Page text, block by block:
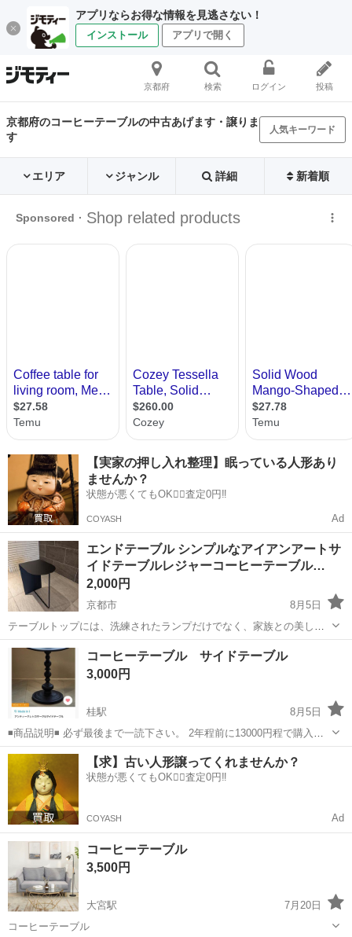
アプリならお得な情報を見逃さない！
インストール アプリで開く
京都府 検索 ログイン 投稿
京都府のコーヒーテーブルの中古あげます・譲りま
す
人気キーワード
エリア ジャンル 詳細 新着順
【実家の押し入れ整理】眠っている人形あり
ませんか？
状態が悪くてもOK🙆‍♀️査定0円‼️
COYASH Ad
エンドテーブル シンプルなアイアンアートサ
イドテーブルレジャーコーヒーテーブル…
2,000円
京都市
8月5日
テーブルトップには、洗練されたランプだけでなく、家族との美しい
写真やリモコンも簡単に収納できます。 飲み物や軽食を置くための小
さなテーブルとしてオフィスに置くこともでき、これも良い選択で
す。 小さなサイドテーブル：頑丈な金属...
京都 京都市
コーヒーテーブル サイドテーブル
3,000円
桂駅
8月5日
◾️商品説明◾️ 必ず最後まで一読下さい。 2年程前に13000円程で購入い
たしました。 サイドテーブル コーヒーテーブル ブラック ※コンパク
トに分解可 ◾️お問い合わせ・お引き取り希望・お渡し◾️ ・自宅、指定...
京都 京都市 桂駅 テーブル
【求】古い人形譲ってくれませんか？
状態が悪くてもOK🙆‍♀️査定0円‼️
COYASH Ad
コー​​ヒーテーブル
3,500円
大宮駅
7月20日
コー​​ヒーテーブル